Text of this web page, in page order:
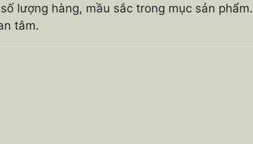
lượng hàng, mầu sắc trong mục sản phẩm.
tâm.